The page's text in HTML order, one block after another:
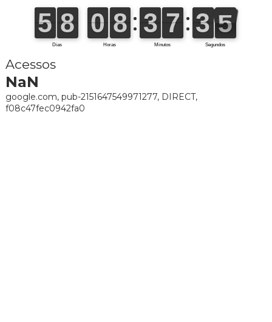
Acessos
NaN
google.com, pub-2151647549971277, DIRECT,
f08c47fec0942fa0